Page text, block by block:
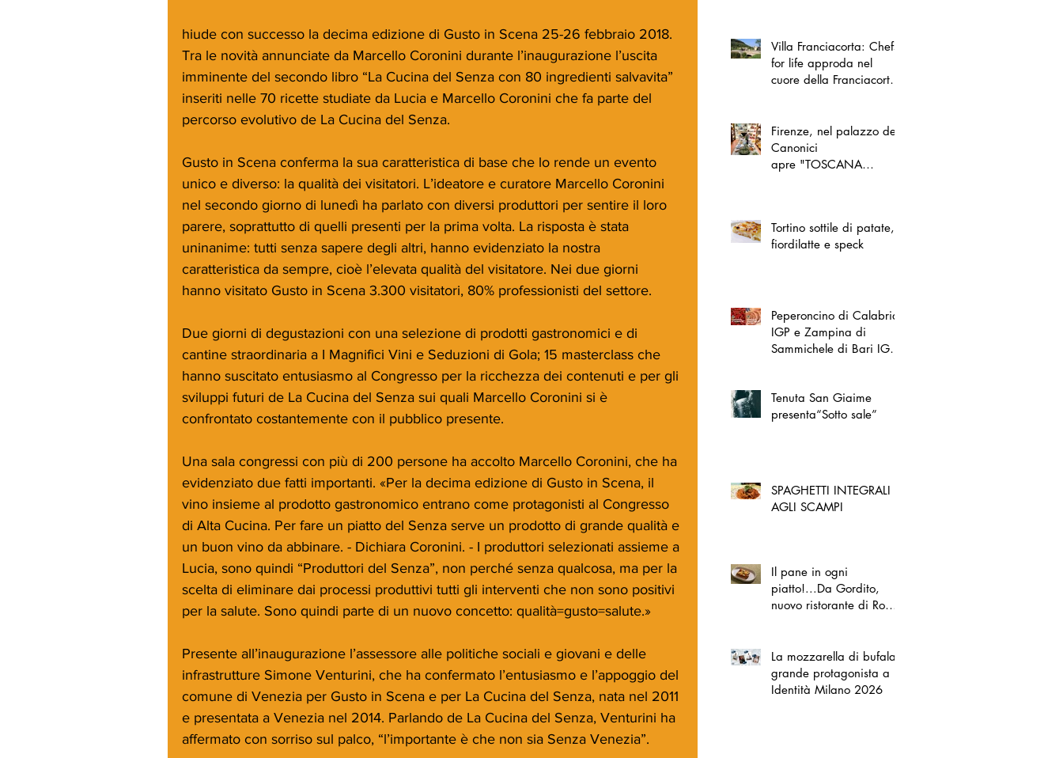
hiude con successo la decima edizione di Gusto in Scena 25-26 febbraio 2018.
Tra le novità annunciate da Marcello Coronini durante l’inaugurazione l’uscita
imminente del secondo libro “La Cucina del Senza con 80 ingredienti salvavita”
inseriti nelle 70 ricette studiate da Lucia e Marcello Coronini che fa parte del
percorso evolutivo de La Cucina del Senza.
Gusto in Scena conferma la sua caratteristica di base che lo rende un evento
unico e diverso: la qualità dei visitatori. L’ideatore e curatore Marcello Coronini
nel secondo giorno di lunedì ha parlato con diversi produttori per sentire il loro
parere, soprattutto di quelli presenti per la prima volta. La risposta è stata
uninanime: tutti senza sapere degli altri, hanno evidenziato la nostra
caratteristica da sempre, cioè l’elevata qualità del visitatore. Nei due giorni
hanno visitato Gusto in Scena 3.300 visitatori, 80% professionisti del settore.
Due giorni di degustazioni con una selezione di prodotti gastronomici e di
cantine straordinaria a I Magnifici Vini e Seduzioni di Gola; 15 masterclass che
hanno suscitato entusiasmo al Congresso per la ricchezza dei contenuti e per gli
sviluppi futuri de La Cucina del Senza sui quali Marcello Coronini si è
confrontato costantemente con il pubblico presente.
Una sala congressi con più di 200 persone ha accolto Marcello Coronini, che ha
evidenziato due fatti importanti. «Per la decima edizione di Gusto in Scena, il
vino insieme al prodotto gastronomico entrano come protagonisti al Congresso
di Alta Cucina. Per fare un piatto del Senza serve un prodotto di grande qualità e
un buon vino da abbinare. - Dichiara Coronini. - I produttori selezionati assieme a
Lucia, sono quindi “Produttori del Senza”, non perché senza qualcosa, ma per la
scelta di eliminare dai processi produttivi tutti gli interventi che non sono positivi
per la salute. Sono quindi parte di un nuovo concetto: qualità=gusto=salute.»
Presente all’inaugurazione l’assessore alle politiche sociali e giovani e delle
infrastrutture Simone Venturini, che ha confermato l’entusiasmo e l’appoggio del
comune di Venezia per Gusto in Scena e per La Cucina del Senza, nata nel 2011
e presentata a Venezia nel 2014. Parlando de La Cucina del Senza, Venturini ha
affermato con sorriso sul palco, “l’importante è che non sia Senza Venezia”.
Villa Franciacorta: Chefs
for life approda nel
cuore della Franciacorta,
Firenze, nel palazzo dei
Canonici
apre "TOSCANA
Tortino sottile di patate,
fiordilatte e speck
Peperoncino di Calabria
IGP e Zampina di
Sammichele di Bari IGP
Tenuta San Giaime
presenta“Sotto sale”
SPAGHETTI INTEGRALI
AGLI SCAMPI
Il pane in ogni
piatto!...Da Gordito,
nuovo ristorante di Roma
La mozzarella di bufala
grande protagonista a
Identità Milano 2026